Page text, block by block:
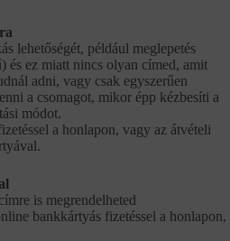
lehetőségét, például meglepetés
és ez miatt nincs olyan címed, amit
adni, vagy csak egyszerűen
a csomagot, mikor épp kézbesíti a
módot.
a honlapon, vagy az átvételi
is megrendelheted
bankkártyás fizetéssel a honlapon,